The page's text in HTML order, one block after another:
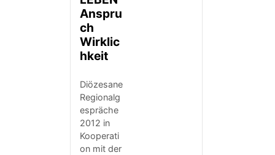
Anspru
ch
Wirklic
hkeit
Diözesane
Regionalg
espräche
2012 in
Kooperati
on mit der